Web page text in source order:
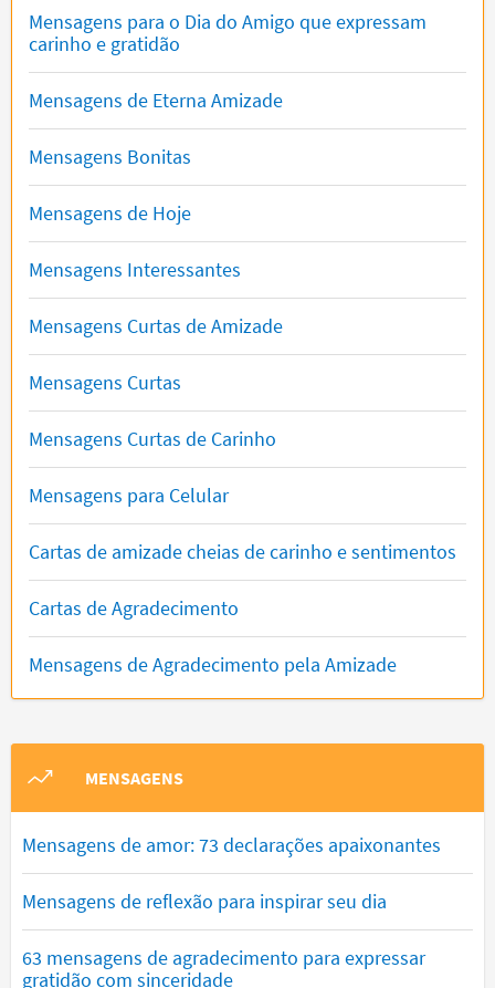
Mensagens para o Dia do Amigo que expressam
carinho e gratidão
Mensagens de Eterna Amizade
Mensagens Bonitas
Mensagens de Hoje
Mensagens Interessantes
Mensagens Curtas de Amizade
Mensagens Curtas
Mensagens Curtas de Carinho
Mensagens para Celular
Cartas de amizade cheias de carinho e sentimentos
Cartas de Agradecimento
Mensagens de Agradecimento pela Amizade
MENSAGENS
Mensagens de amor: 73 declarações apaixonantes
Mensagens de reflexão para inspirar seu dia
63 mensagens de agradecimento para expressar
gratidão com sinceridade